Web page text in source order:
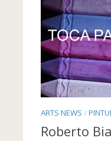
ARTS NEWS /
Roberto